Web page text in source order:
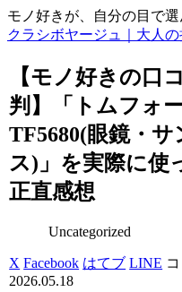
モノ好きが、自分の目で
クラシボヤージュ｜大人
【モノ好きの口
判】「トムフォ
TF5680(眼鏡・サ
ス)」を実際に使
正直感想
Uncategorized
X Facebook はてブ LINE
2026.05.18